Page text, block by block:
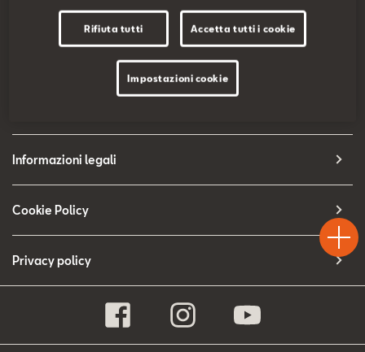
Business
SEAT Usato Certificato
Contatti
Configuratore
Configuratore
Informazioni legali
Cookie Policy
Privacy policy
Drive
Chiama
Rifiuta tutti Accetta tutti i cookie
Impostazioni cookie